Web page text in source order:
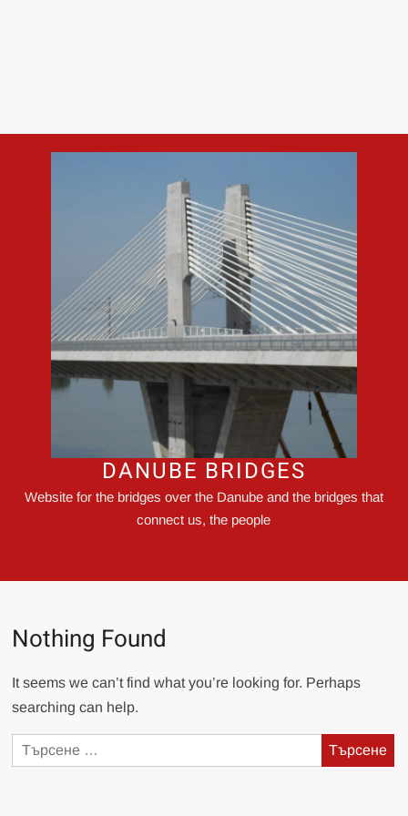
DANUBE BRIDGES
Website for the bridges over the Danube and the bridges that
connect us, the people
Nothing Found
It seems we can’t find what you’re looking for. Perhaps
searching can help.
Търсене
за: